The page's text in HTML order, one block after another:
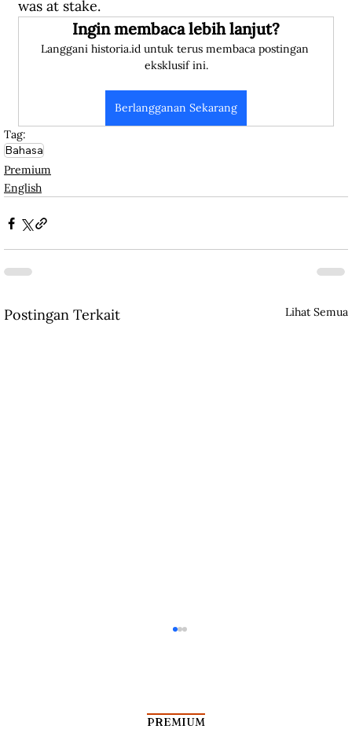
was at stake.
Ingin membaca lebih lanjut?
Langgani historia.id untuk terus membaca postingan
eksklusif ini.
Berlangganan Sekarang
Tag:
Bahasa
Premium
English
Postingan Terkait Lihat Semua
PREMIUM